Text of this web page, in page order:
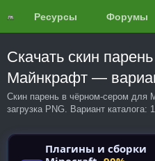
Ресурсы Форумы
Скачать скин
Майнкрафт —
Скин парень в чёрном-сером для
загрузка PNG. Вариант каталога: